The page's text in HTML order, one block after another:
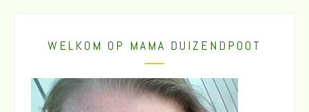
WELKOM OP MAMA DUIZENDPOOT